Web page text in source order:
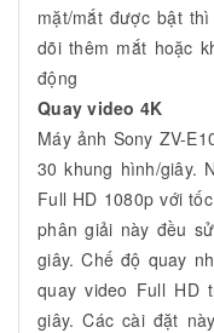
mặt/mắt được bật
dõi thêm mắt hoặc
động
Quay video 4K
Máy ảnh Sony ZV-
30 khung hình/giây.
Full HD 1080p với
phân giải này đều
giây. Chế độ quay
quay video Full HD
giây. Các cài đặt